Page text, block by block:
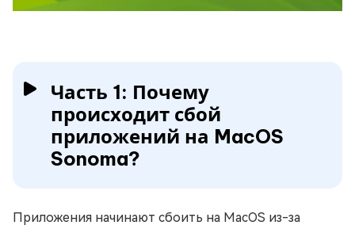
Часть 1: Почему
происходит сбой
приложений на MacOS
Sonoma?
Приложения начинают сбоить на MacOS из-за